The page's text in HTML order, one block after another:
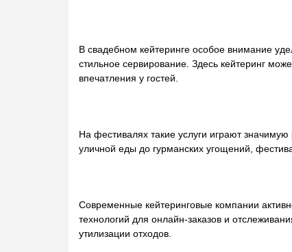
В свадебном кейтеринге особое внимание
стильное сервирование. Здесь кейтеринг
впечатления у гостей.
На фестивалях такие услуги играют
уличной еды до гурманских угощений,
Современные кейтеринговые компании
технологий для онлайн-заказов и
утилизации отходов.